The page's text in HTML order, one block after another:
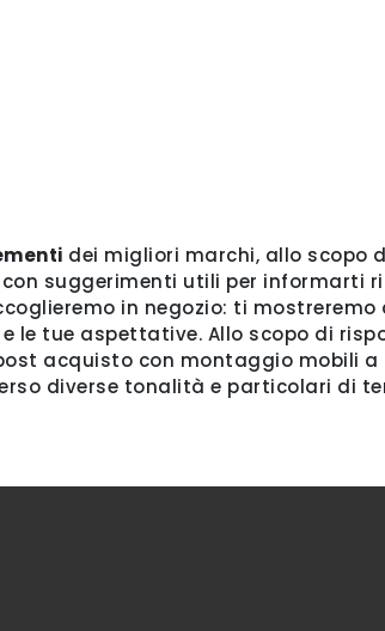
dei migliori marchi, allo scopo
suggerimenti utili per informarti
in negozio: ti
le tue aspettative. Allo scopo di
acquisto con montaggio mobili
diverse tonalità e particolari di